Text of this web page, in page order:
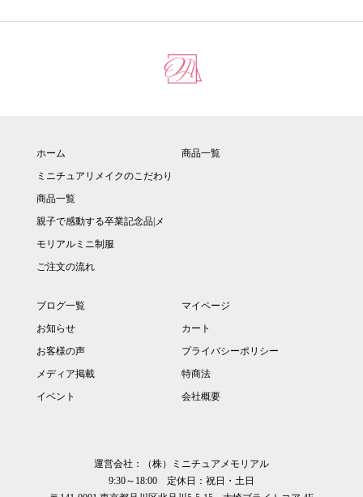
ホーム
ミニチュアリメイクのこだわり
商品一覧
親子で感動する卒業記念品|メ
モリアルミニ制服
ご注文の流れ
商品一覧
ブログ一覧
お知らせ
お客様の声
メディア掲載
イベント
マイページ
カート
プライバシーポリシー
特商法
会社概要
運営会社：（株）ミニチュアメモリアル
9:30～18:00 定休日：祝日・土日